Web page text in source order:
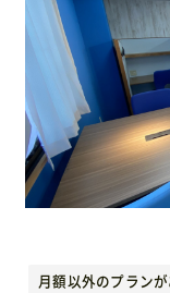
自習室
掲載希望
広告掲載
運営元
月額以外のプラン